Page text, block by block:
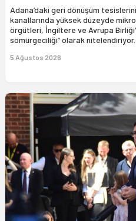
Adana’daki geri dönüşüm
kanallarında yüksek düzeyde
örgütleri, İngiltere ve Avrupa
sömürgeciliği” olarak nitelendiriyor.
5 Ağustos 2026